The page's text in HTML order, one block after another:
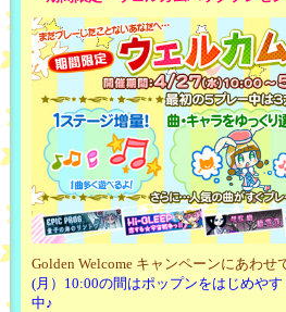
Golden Welcome キャンペーンにあわせ
(月）10:00の間はポップンをはじめや
中♪